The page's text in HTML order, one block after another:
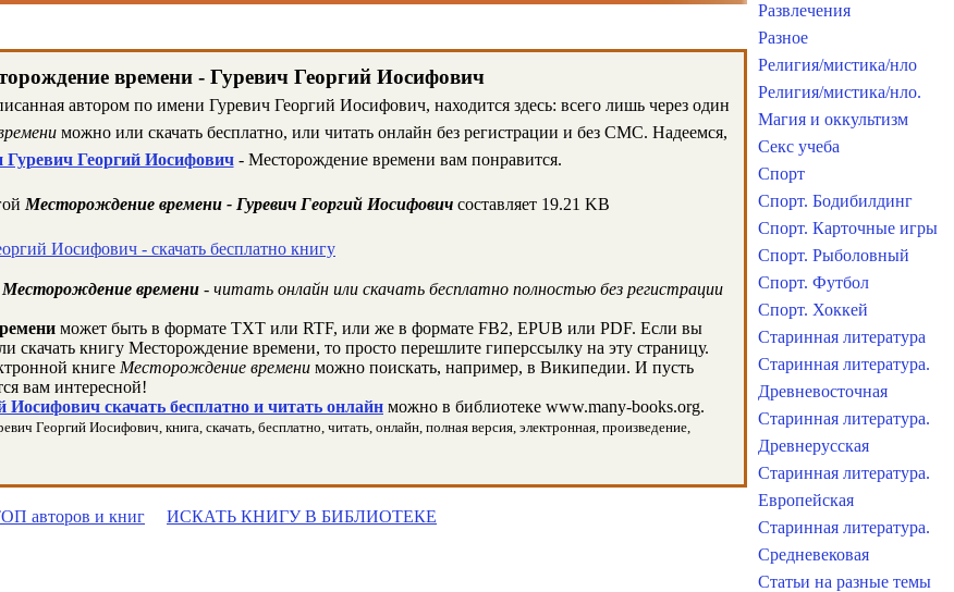
времени - Гуревич Георгий Иосифович
автором по имени Гуревич Георгий Иосифович, находится здесь: всего лишь через один
можно или скачать бесплатно, или читать онлайн без регистрации и без СМС. Надеемся,
Гуревич Георгий Иосифович- Месторождение времени вам понравится.
Месторождение времени - Гуревич Георгий Иосифович составляет 19.21 KB
Иосифович - скачать бесплатно книгу
Месторождение времени- читать онлайн или скачать бесплатно полностью без регистрации
может быть в формате TXT или RTF, или же в формате FB2, EPUB или PDF. Если вы
скачать книгу Месторождение времени, то просто перешлите гиперссылку на эту страницу.
книге Месторождение времени можно поискать, например, в Википедии. И пусть
вам интересной!
Иосифович скачать бесплатно и читать онлайн можно в библиотеке www.many-books.org.
Георгий Иосифович, книга, скачать, бесплатно, читать, онлайн, полная версия, электронная, произведение,
авторов и книг ИСКАТЬ КНИГУ В БИБЛИОТЕКЕ
Развлечения
Разное
Религия/мистика/нло
Религия/мистика/нло.
Магия и оккультизм
Секс учеба
Спорт
Спорт. Бодибилдинг
Спорт. Карточные игры
Спорт. Рыболовный
Спорт. Футбол
Спорт. Хоккей
Старинная литература
Старинная литература.
Древневосточная
Старинная литература.
Древнерусская
Старинная литература.
Европейская
Старинная литература.
Средневековая
Статьи на разные темы